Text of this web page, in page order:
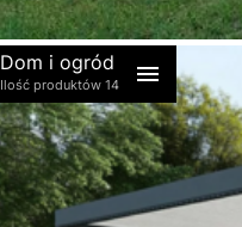
Dom i ogród
Ilość produktów 14